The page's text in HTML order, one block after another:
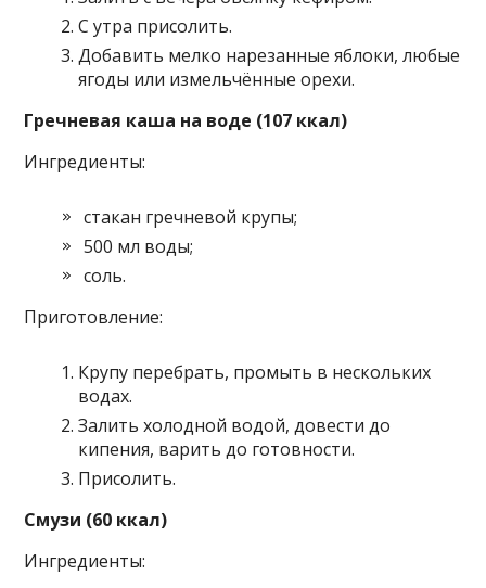
С утра присолить.
Добавить мелко нарезанные яблоки, любые
ягоды или измельчённые орехи.
Гречневая каша на воде (107 ккал)
Ингредиенты:
стакан гречневой крупы;
500 мл воды;
соль.
Приготовление:
Крупу перебрать, промыть в нескольких
водах.
Залить холодной водой, довести до
кипения, варить до готовности.
Присолить.
Смузи (60 ккал)
Ингредиенты: